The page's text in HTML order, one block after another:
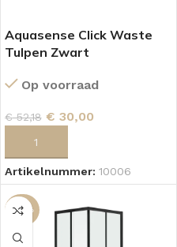
Aquasense Click Waste
Tulpen Zwart
Op voorraad
€52,18 € 30,00
Artikelnummer: 10006
-46%